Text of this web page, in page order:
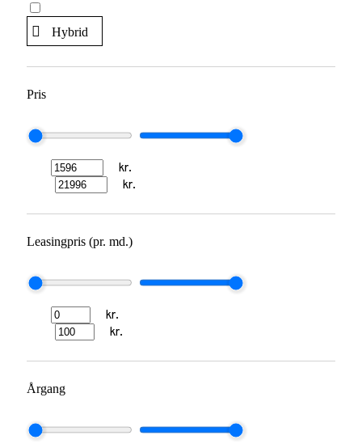
Hybrid
Pris
kr.
kr.
Leasingpris (pr. md.)
kr.
kr.
Årgang